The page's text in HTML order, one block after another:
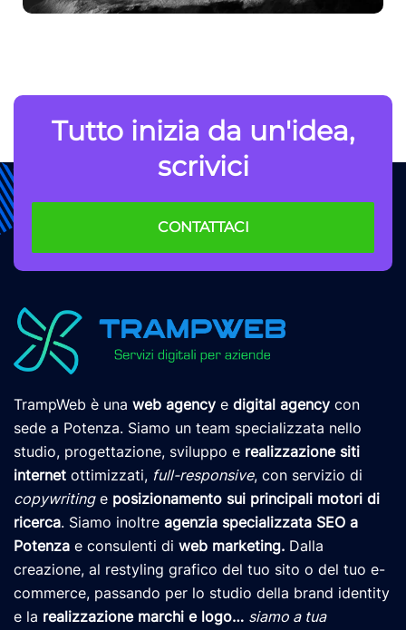
Tutto inizia da un'idea,
scrivici
CONTATTACI
TrampWeb è una web agency e digital agency con
sede a Potenza. Siamo un team specializzata nello
studio, progettazione, sviluppo e realizzazione siti
internet ottimizzati, full-responsive, con servizio di
copywritinge posizionamento sui principali motori di
ricerca. Siamo inoltre agenzia specializzata SEO a
Potenza e consulenti di web marketing. Dalla
creazione, al restyling grafico del tuo sito o del tuo e-
commerce, passando per lo studio della brand identity
e la realizzazione marchi e logo… siamo a tua